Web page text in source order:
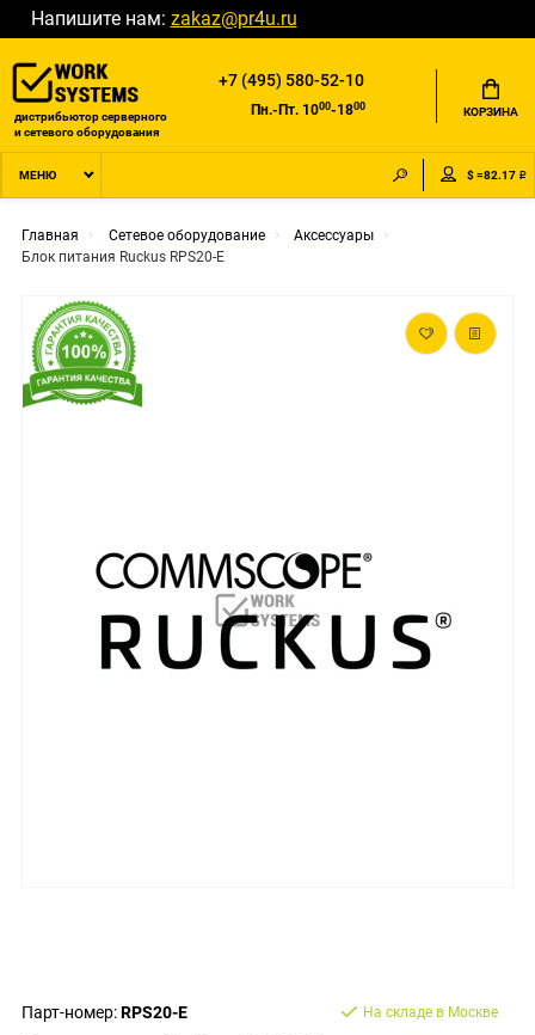
Напишите нам: zakaz@pr4u.ru
дистрибьютор серверного
и сетевого оборудования
+7 (495) 580-52-10
Пн.-Пт. 1000-1800 КОРЗИНА
МЕНЮ $ =82.17 ₽
Главная Сетевое оборудование
Аксессуары
Блок питания Ruckus RPS20-E
Парт-номер:RPS20-E На складе в Москве